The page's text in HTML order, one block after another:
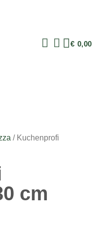
€ 0,00
/ Kuchenprofi
cm